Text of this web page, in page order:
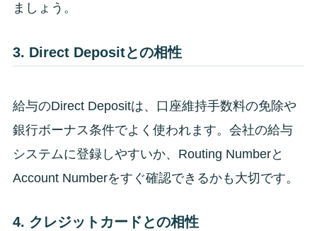
ましょう。
3. Direct Depositとの相性
給与のDirect Depositは、口座維持手数料の免除や
銀行ボーナス条件でよく使われます。会社の給与
システムに登録しやすいか、Routing Numberと
Account Numberをすぐ確認できるかも大切です。
4. クレジットカードとの相性